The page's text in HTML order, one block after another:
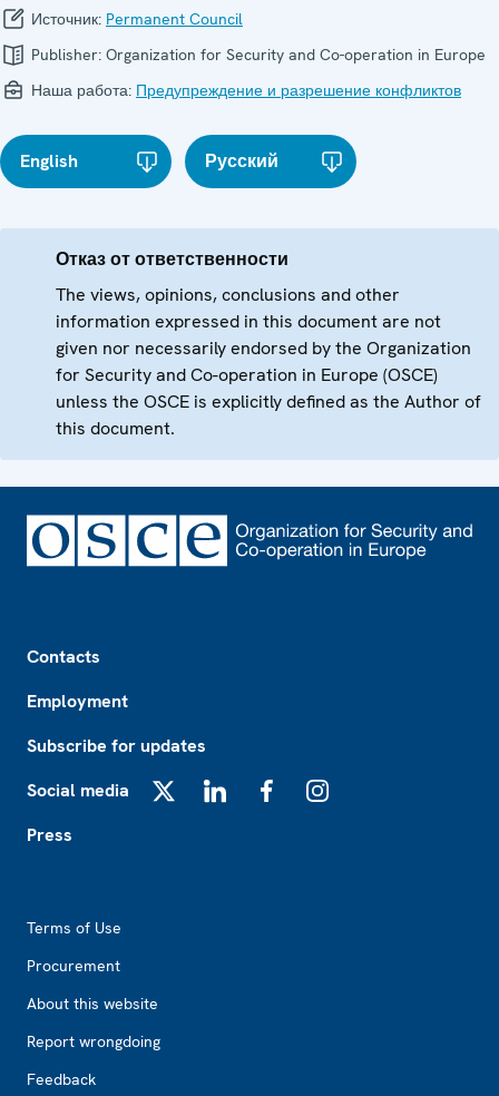
Источник: Permanent Council
Publisher: Organization for Security and Co-operation in Europe
Наша работа: Предупреждение и разрешение конфликтов
English Русский
Отказ от ответственности
The views, opinions, conclusions and other
information expressed in this document are not
given nor necessarily endorsed by the Organization
for Security and Co-operation in Europe (OSCE)
unless the OSCE is explicitly defined as the Author of
this document.
Contacts
Employment
Subscribe for updates
Social media
Press
Terms of Use
Procurement
About this website
Report wrongdoing
Feedback